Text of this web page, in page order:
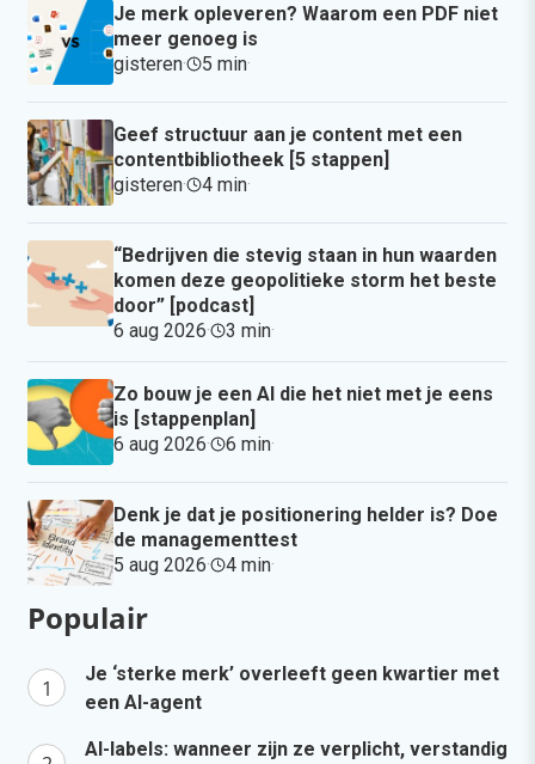
Je merk opleveren? Waarom een PDF niet
meer genoeg is
gisteren· 5 min·
Geef structuur aan je content met een
contentbibliotheek [5 stappen]
gisteren· 4 min·
“Bedrijven die stevig staan in hun waarden
komen deze geopolitieke storm het beste
door” [podcast]
6 aug 2026· 3 min·
Zo bouw je een AI die het niet met je eens
is [stappenplan]
6 aug 2026· 6 min·
Denk je dat je positionering helder is? Doe
de managementtest
5 aug 2026· 4 min·
Populair
Je ‘sterke merk’ overleeft geen kwartier met
een AI-agent
AI-labels: wanneer zijn ze verplicht, verstandig